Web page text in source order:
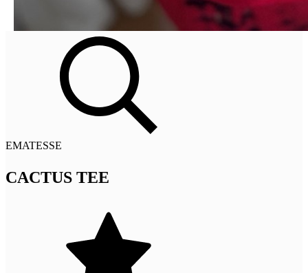
EMATESSE
CACTUS TEE